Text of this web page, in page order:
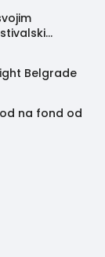
Belgrade
na fond od